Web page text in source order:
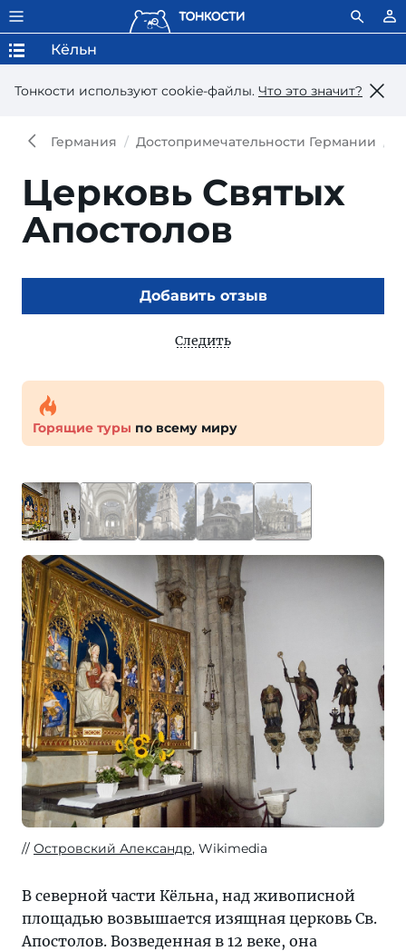
Тонкости используют сookie-файлы. Что это значит?
Кёльн
Германия Достопримечательности Германии
Церковь Святых
Апостолов
Добавить отзыв
Следить
Горящие туры по всему миру
Островский Александр, Wikimedia
В северной части Кёльна, над живописной
площадью возвышается изящная церковь Св.
Апостолов. Возведенная в 12 веке, она